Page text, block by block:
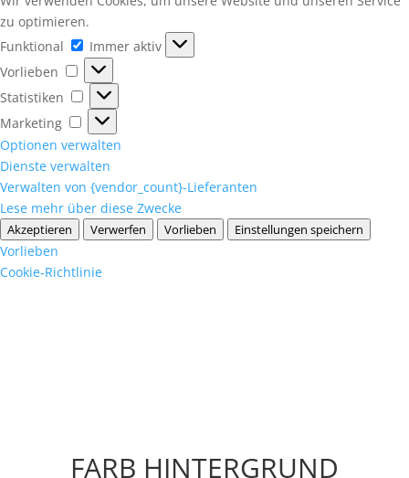
zu optimieren.
Funktional
Funktional
Immer aktiv
Vorlieben
Vorlieben
Statistiken
Statistiken
Marketing
Marketing
Optionen verwalten
Dienste verwalten
Verwalten von {vendor_count}-Lieferanten
Lese mehr über diese Zwecke
Akzeptieren Verwerfen Vorlieben Einstellungen speichern
Vorlieben
Cookie-Richtlinie
FARB HINTERGRUND